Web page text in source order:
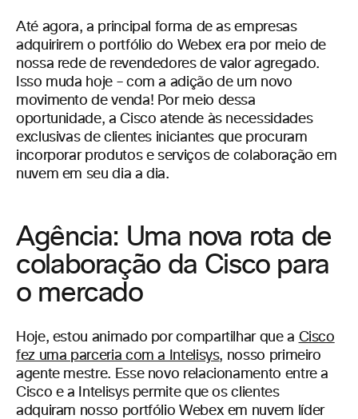
Até agora, a principal forma de as empresas
adquirirem o portfólio do Webex era por meio de
nossa rede de revendedores de valor agregado.
Isso muda hoje – com a adição de um novo
movimento de venda! Por meio dessa
oportunidade, a Cisco atende às necessidades
exclusivas de clientes iniciantes que procuram
incorporar produtos e serviços de colaboração em
nuvem em seu dia a dia.
Agência: Uma nova rota de
colaboração da Cisco para
o mercado
Hoje, estou animado por compartilhar que a Cisco
fez uma parceria com a Intelisys, nosso primeiro
agente mestre. Esse novo relacionamento entre a
Cisco e a Intelisys permite que os clientes
adquiram nosso portfólio Webex em nuvem líder